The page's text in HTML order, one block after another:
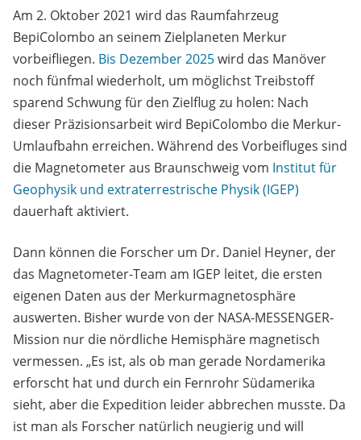
Am 2. Oktober 2021 wird das Raumfahrzeug
BepiColombo an seinem Zielplaneten Merkur
vorbeifliegen. Bis Dezember 2025wird das Manöver
noch fünfmal wiederholt, um möglichst Treibstoff
sparend Schwung für den Zielflug zu holen: Nach
dieser Präzisionsarbeit wird BepiColombo die Merkur-
Umlaufbahn erreichen. Während des Vorbeifluges sind
die Magnetometer aus Braunschweig vom Institut für
Geophysik und extraterrestrische Physik (IGEP)
dauerhaft aktiviert.
Dann können die Forscher um Dr. Daniel Heyner, der
das Magnetometer-Team am IGEP leitet, die ersten
eigenen Daten aus der Merkurmagnetosphäre
auswerten. Bisher wurde von der NASA-MESSENGER-
Mission nur die nördliche Hemisphäre magnetisch
vermessen. „Es ist, als ob man gerade Nordamerika
erforscht hat und durch ein Fernrohr Südamerika
sieht, aber die Expedition leider abbrechen musste. Da
ist man als Forscher natürlich neugierig und will